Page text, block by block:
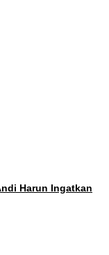
Harun Ingatkan